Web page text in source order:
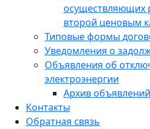
осуществляющих
второй ценовым
Типовые формы
Уведомления о
Объявления об
электроэнергии
Архив объявлений
Контакты
Обратная связь